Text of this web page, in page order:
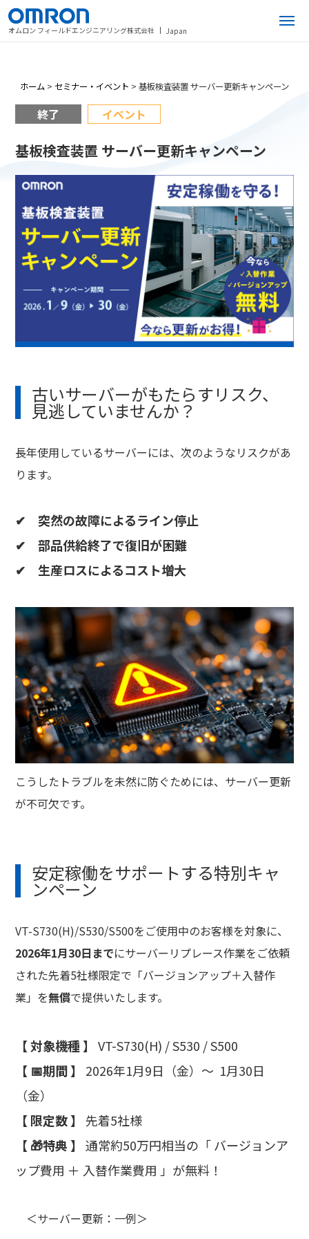
オムロン フィールドエンジニアリング株式会社 Japan
ホーム > セミナー・イベント > 基板検査装置 サーバー更新キャンペーン
終了 イベント
基板検査装置 サーバー更新キャンペーン
古いサーバーがもたらすリスク、
見逃していませんか？
長年使用しているサーバーには、次のようなリスクがあ
ります。
✔ 突然の故障によるライン停止
✔ 部品供給終了で復旧が困難
✔ 生産ロスによるコスト増大
こうしたトラブルを未然に防ぐためには、サーバー更新
が不可欠です。
安定稼働をサポートする特別キャ
ンペーン
VT-S730(H)/S530/S500をご使用中のお客様を対象に、
2026年1月30日までにサーバーリプレース作業をご依頼
された先着5社様限定で「バージョンアップ＋入替作
業」を無償で提供いたします。
【 対象機種 】VT-S730(H) / S530 / S500
【 📅期間 】 2026年1月9日（金）～ 1月30日
（金）
【 限定数 】先着5社様
【 🎁特典 】通常約50万円相当の「 バージョンア
ップ費用 ＋ 入替作業費用 」が無料！
＜サーバー更新：一例＞